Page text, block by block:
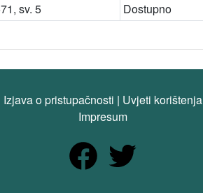
sv. 5
Dostupno
Izjava o pristupačnosti | Uvjeti korištenja
Impresum